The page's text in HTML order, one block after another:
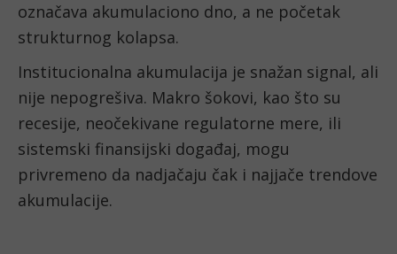
označava akumulaciono dno, a ne početak
strukturnog kolapsa.
Institucionalna akumulacija je snažan signal, ali
nije nepogrešiva. Makro šokovi, kao što su
recesije, neočekivane regulatorne mere, ili
sistemski finansijski događaj, mogu
privremeno da nadjačaju čak i najjače trendove
akumulacije.